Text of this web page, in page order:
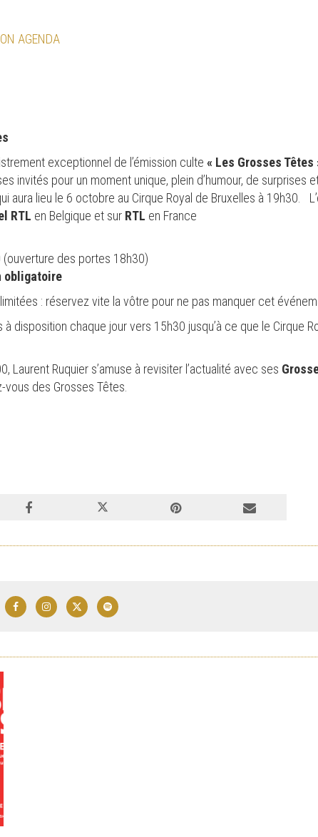
AGENDA
exceptionnel de l’émission culte « Les Grosses Têtes
invités pour un moment unique, plein d’humour, de surprises
aura lieu le 6 octobre au Cirque Royal de Bruxelles à 19h30.
RTL en Belgique et sur RTL en France
des portes 18h30)
obligatoire
: réservez vite la vôtre pour ne pas manquer cet
disposition chaque jour vers 15h30 jusqu’à ce que le Cirque
Laurent Ruquier s’amuse à revisiter l’actualité avec ses
des Grosses Têtes.